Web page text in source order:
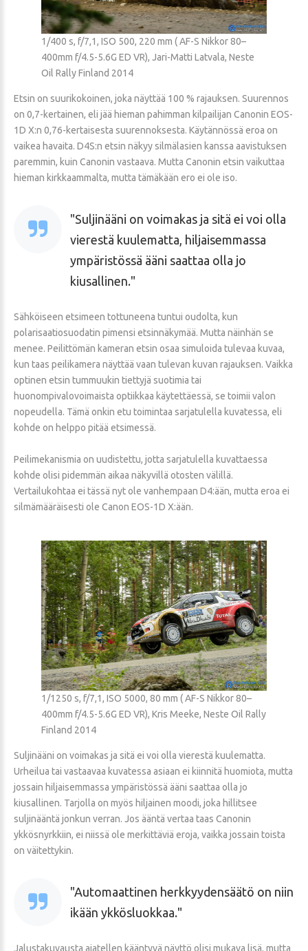
1/400 s, f/7,1, ISO 500, 220 mm ( AF-S Nikkor 80–
400mm f/4.5-5.6G ED VR), Jari-Matti Latvala, Neste
Oil Rally Finland 2014
Etsin on suurikokoinen, joka näyttää 100 % rajauksen. Suurennos
on 0,7-kertainen, eli jää hieman pahimman kilpailijan Canonin EOS-
1D X:n 0,76-kertaisesta suurennoksesta. Käytännössä eroa on
vaikea havaita. D4S:n etsin näkyy silmälasien kanssa aavistuksen
paremmin, kuin Canonin vastaava. Mutta Canonin etsin vaikuttaa
hieman kirkkaammalta, mutta tämäkään ero ei ole iso.
Suljinääni on voimakas ja sitä ei voi olla
vierestä kuulematta, hiljaisemmassa
ympäristössä ääni saattaa olla jo
kiusallinen.
Sähköiseen etsimeen tottuneena tuntui oudolta, kun
polarisaatiosuodatin pimensi etsinnäkymää. Mutta näinhän se
menee. Peilittömän kameran etsin osaa simuloida tulevaa kuvaa,
kun taas peilikamera näyttää vaan tulevan kuvan rajauksen. Vaikka
optinen etsin tummuukin tiettyjä suotimia tai
huonompivalovoimaista optiikkaa käytettäessä, se toimii valon
nopeudella. Tämä onkin etu toimintaa sarjatulella kuvatessa, eli
kohde on helppo pitää etsimessä.
Peilimekanismia on uudistettu, jotta sarjatulella kuvattaessa
kohde olisi pidemmän aikaa näkyvillä otosten välillä.
Vertailukohtaa ei tässä nyt ole vanhempaan D4:ään, mutta eroa ei
silmämääräisesti ole Canon EOS-1D X:ään.
1/1250 s, f/7,1, ISO 5000, 80 mm ( AF-S Nikkor 80–
400mm f/4.5-5.6G ED VR), Kris Meeke, Neste Oil Rally
Finland 2014
Suljinääni on voimakas ja sitä ei voi olla vierestä kuulematta.
Urheilua tai vastaavaa kuvatessa asiaan ei kiinnitä huomiota, mutta
jossain hiljaisemmassa ympäristössä ääni saattaa olla jo
kiusallinen. Tarjolla on myös hiljainen moodi, joka hillitsee
suljinääntä jonkun verran. Jos ääntä vertaa taas Canonin
ykkösnyrkkiin, ei niissä ole merkittäviä eroja, vaikka jossain toista
on väitettykin.
Automaattinen herkkyydensäätö on niin
ikään ykkösluokkaa.
Jalustakuvausta ajatellen kääntyvä näyttö olisi mukava lisä, mutta